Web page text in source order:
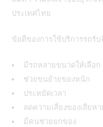
ประเทศไทย
ข้อดีของการใช้บริการรถรับ
มีรถหลายขนาดให้เลือก
ช่วยขนย้ายของหนัก
ประหยัดเวลา
ลดความเสี่ยงของเสียหา
มีคนช่วยยกของ